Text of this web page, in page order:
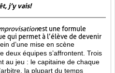
j’y vais!
est une formule
qui permet à l’élève de devenir
d’une mise en scène
deux équipes s’affrontent. Trois
au jeu : le capitaine de chaque
la plupart du temps